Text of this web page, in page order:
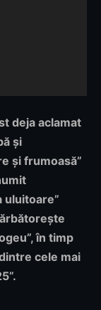
deja aclamat
și
și frumoasă”
uluitoare”
în timp
cele mai